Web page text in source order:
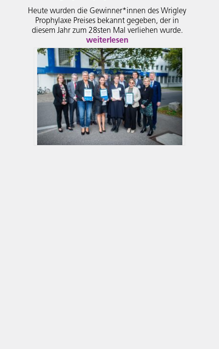
Heute wurden die Gewinner*innen des Wrigley
Prophylaxe Preises bekannt gegeben, der in
diesem Jahr zum 28sten Mal verliehen wurde.
weiterlesen